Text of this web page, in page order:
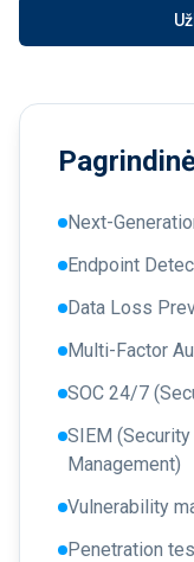
Next-
Endpoint
Data Loss
Multi-Factor
SOC 24/7
SIEM
Management)
Vulnerability
Penetration